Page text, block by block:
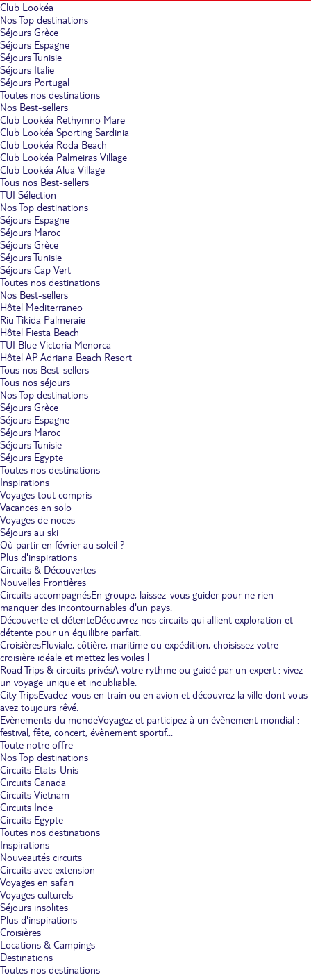
Club Lookéa
Nos Top destinations
Séjours Grèce
Séjours Espagne
Séjours Tunisie
Séjours Italie
Séjours Portugal
Toutes nos destinations
Nos Best-sellers
Club Lookéa Rethymno Mare
Club Lookéa Sporting Sardinia
Club Lookéa Roda Beach
Club Lookéa Palmeiras Village
Club Lookéa Alua Village
Tous nos Best-sellers
TUI Sélection
Nos Top destinations
Séjours Espagne
Séjours Maroc
Séjours Grèce
Séjours Tunisie
Séjours Cap Vert
Toutes nos destinations
Nos Best-sellers
Hôtel Mediterraneo
Riu Tikida Palmeraie
Hôtel Fiesta Beach
TUI Blue Victoria Menorca
Hôtel AP Adriana Beach Resort
Tous nos Best-sellers
Tous nos séjours
Nos Top destinations
Séjours Grèce
Séjours Espagne
Séjours Maroc
Séjours Tunisie
Séjours Egypte
Toutes nos destinations
Inspirations
Voyages tout compris
Vacances en solo
Voyages de noces
Séjours au ski
Où partir en février au soleil ?
Plus d'inspirations
Circuits & Découvertes
Nouvelles Frontières
Circuits accompagnésEn groupe, laissez-vous guider pour ne rien
manquer des incontournables d'un pays.
Découverte et détenteDécouvrez nos circuits qui allient exploration et
détente pour un équilibre parfait.
CroisièresFluviale, côtière, maritime ou expédition, choisissez votre
croisière idéale et mettez les voiles !
Road Trips & circuits privésA votre rythme ou guidé par un expert : vivez
un voyage unique et inoubliable.
City TripsEvadez-vous en train ou en avion et découvrez la ville dont vous
avez toujours rêvé.
Evènements du mondeVoyagez et participez à un évènement mondial :
festival, fête, concert, évènement sportif...
Toute notre offre
Nos Top destinations
Circuits Etats-Unis
Circuits Canada
Circuits Vietnam
Circuits Inde
Circuits Egypte
Toutes nos destinations
Inspirations
Nouveautés circuits
Circuits avec extension
Voyages en safari
Voyages culturels
Séjours insolites
Plus d'inspirations
Croisières
Locations & Campings
Destinations
Toutes nos destinations